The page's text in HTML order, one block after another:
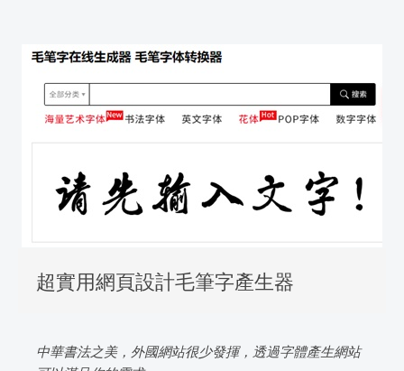
超實用網頁設計毛筆字產生器
中華書法之美，外國網站很少發揮，透過字體產生網站